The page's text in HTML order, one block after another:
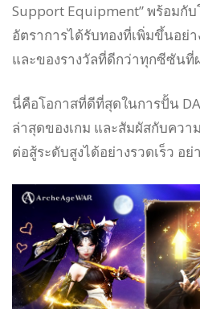
Support Equipment” พร้อมกั
อัตราการได้รับทองที่เพิ่มขึ้นอย่
และของรางวัลที่ดีกว่าทุกซีซันที่
นี่คือโอกาสที่ดีที่สุดในการปั้น
ล่าสุดของเกม และสัมผัสกับควา
ต่อสู้ระดับสูงได้อย่างรวดเร็ว อ